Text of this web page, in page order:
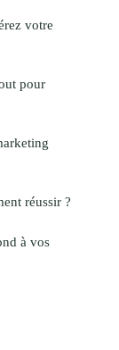
votre
pour
réussir ?
à vos